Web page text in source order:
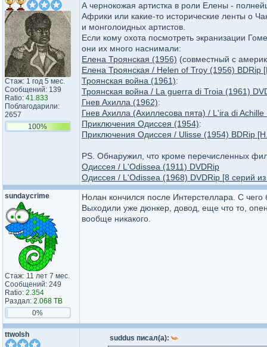
Стаж: 1 год 5 мес.
Сообщений: 139
Ratio: 41.833
Поблагодарили:
2657
100%
А чернокожая артистка в роли Елены -
Африки или какие-то исторические ленты о
и монголоидных артистов.
Если кому охота посмотреть экранизации
они их много наснимали:
Елена Троянская (1956) (совместный с
Елена Троянская / Helen of Troy (1956) BDRip
Троянская война (1961):
Троянская война / La guerra di Troia (1961)
Гнев Ахилла (1962):
Гнев Ахилла (Ахиллесова пята) / L'ira di
Приключения Одиссея (1954):
Приключения Одиссея / Ulisse (1954) BDRip
PS. Обнаружил, что кроме перечисленных
Одиссея / L'Odissea (1911) DVDRip
Одиссея / L'Odissea (1968) DVDRip [8 серий
sundaycrime
Стаж: 11 лет 7 мес.
Сообщений: 249
Ratio: 2.354
Раздал: 2.068 TB
0%
Нолан кончился после Интерстеллара. С чего
Выходили уже дюнкер, довод, еще что то,
вообще никакого.
ttwolsh suddus писал(а):